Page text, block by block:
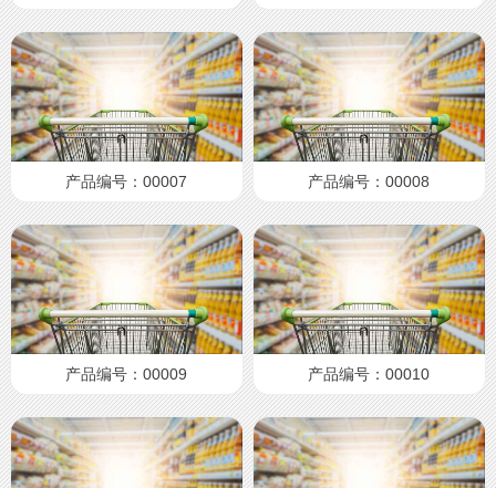
产品编号：00007 产品编号：00008
产品编号：00009 产品编号：00010